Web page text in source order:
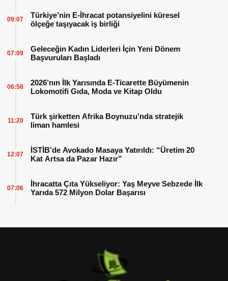
Türkiye’nin E-İhracat potansiyelini küresel
ölçeğe taşıyacak iş birliği
09:07
Geleceğin Kadın Liderleri İçin Yeni Dönem
Başvuruları Başladı
07:09
2026’nın İlk Yarısında E-Ticarette Büyümenin
Lokomotifi Gıda, Moda ve Kitap Oldu
06:58
Türk şirketten Afrika Boynuzu’nda stratejik
liman hamlesi
11:20
İSTİB’de Avokado Masaya Yatırıldı: “Üretim 20
Kat Artsa da Pazar Hazır”
12:07
İhracatta Çıta Yükseliyor: Yaş Meyve Sebzede İlk
Yarıda 572 Milyon Dolar Başarısı
07:06